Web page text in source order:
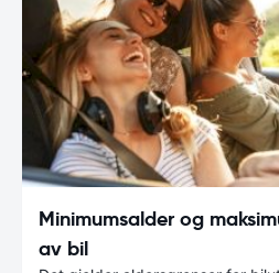
Minimumsalder og
av bil